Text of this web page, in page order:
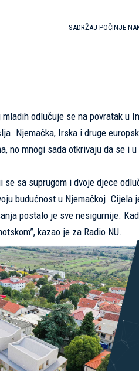
- SADRŽAJ POČINJE
odlučuje se na povratak u
Njemačka, Irska i druge
no mnogi sada otkrivaju da se i
se sa suprugom i dvoje djece
budućnost u Njemačkoj.
postalo je sve nesigurnije.
kazao je za Radio NU.